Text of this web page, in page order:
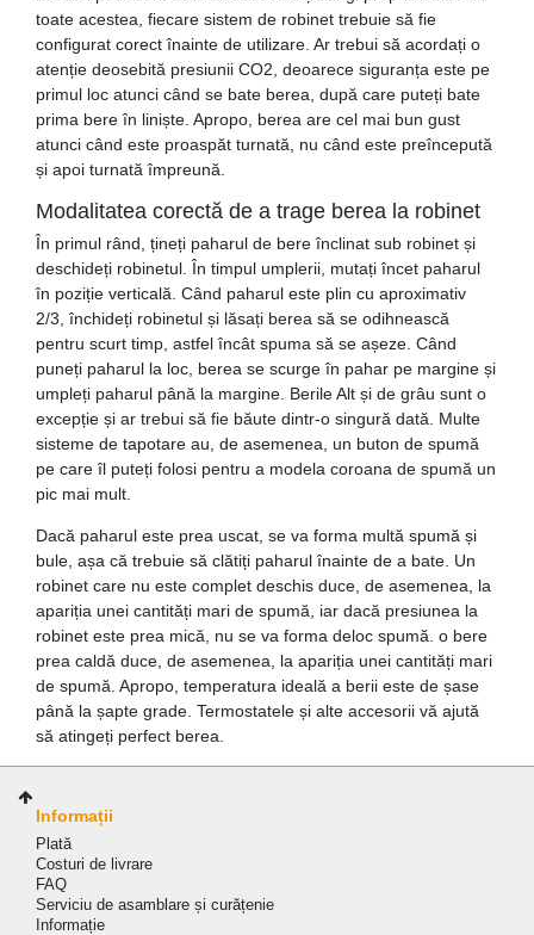
toate acestea, fiecare sistem de robinet trebuie să fie
configurat corect înainte de utilizare. Ar trebui să acordați o
atenție deosebită presiunii CO2, deoarece siguranța este pe
primul loc atunci când se bate berea, după care puteți bate
prima bere în liniște. Apropo, berea are cel mai bun gust
atunci când este proaspăt turnată, nu când este preîncepută
și apoi turnată împreună.
Modalitatea corectă de a trage berea la robinet
În primul rând, țineți paharul de bere înclinat sub robinet și
deschideți robinetul. În timpul umplerii, mutați încet paharul
în poziție verticală. Când paharul este plin cu aproximativ
2/3, închideți robinetul și lăsați berea să se odihnească
pentru scurt timp, astfel încât spuma să se așeze. Când
puneți paharul la loc, berea se scurge în pahar pe margine și
umpleți paharul până la margine. Berile Alt și de grâu sunt o
excepție și ar trebui să fie băute dintr-o singură dată. Multe
sisteme de tapotare au, de asemenea, un buton de spumă
pe care îl puteți folosi pentru a modela coroana de spumă un
pic mai mult.
Dacă paharul este prea uscat, se va forma multă spumă și
bule, așa că trebuie să clătiți paharul înainte de a bate. Un
robinet care nu este complet deschis duce, de asemenea, la
apariția unei cantități mari de spumă, iar dacă presiunea la
robinet este prea mică, nu se va forma deloc spumă. o bere
prea caldă duce, de asemenea, la apariția unei cantități mari
de spumă. Apropo, temperatura ideală a berii este de șase
până la șapte grade. Termostatele și alte accesorii vă ajută
să atingeți perfect berea.
Informații
Plată
Costuri de livrare
FAQ
Serviciu de asamblare și curățenie
Informație